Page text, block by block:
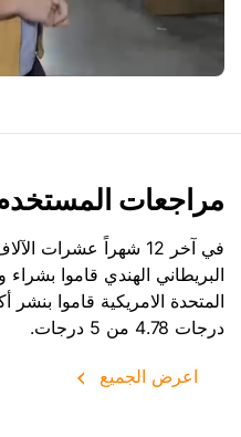
مراجعات
في آخر 12 شهراً عشرات
البريطاني الهندي قاموا
المتحدة الامريكية
درجات 4.78 من 5 درجات.
اعرض الجميع